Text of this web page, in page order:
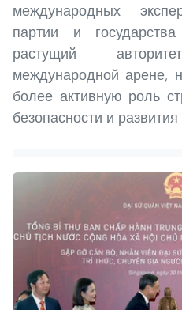
международных
партии и
растущий
международной арене,
более активную роль
безопасности и